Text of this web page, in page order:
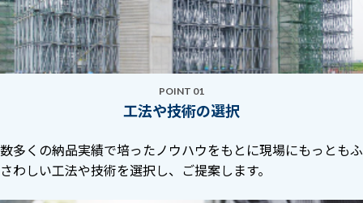
POINT 01
工法や技術の選択
数多くの納品実績で培ったノウハウをもとに現場にもっともふ
さわしい工法や技術を選択し、ご提案します。